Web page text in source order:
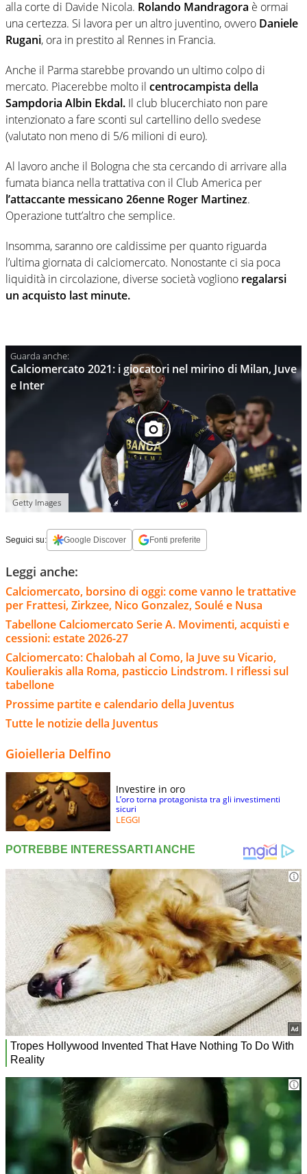
alla corte di Davide Nicola. Rolando Mandragora è ormai
una certezza. Si lavora per un altro juventino, ovvero Daniele
Rugani, ora in prestito al Rennes in Francia.
Anche il Parma starebbe provando un ultimo colpo di
mercato. Piacerebbe molto il centrocampista della
Sampdoria Albin Ekdal. Il club blucerchiato non pare
intenzionato a fare sconti sul cartellino dello svedese
(valutato non meno di 5/6 milioni di euro).
Al lavoro anche il Bologna che sta cercando di arrivare alla
fumata bianca nella trattativa con il Club America per
l’attaccante messicano 26enne Roger Martinez.
Operazione tutt’altro che semplice.
Insomma, saranno ore caldissime per quanto riguarda
l’ultima giornata di calciomercato. Nonostante ci sia poca
liquidità in circolazione, diverse società vogliono regalarsi
un acquisto last minute.
Calciomercato 2021: i giocatori nel mirino di Milan, Juve
e Inter
Getty Images
Seguici su: Google Discover Fonti preferite
Leggi anche:
Calciomercato, borsino di oggi: come vanno le trattative
per Frattesi, Zirkzee, Nico Gonzalez, Soulé e Nusa
Tabellone Calciomercato Serie A. Movimenti, acquisti e
cessioni: estate 2026-27
Calciomercato: Chalobah al Como, la Juve su Vicario,
Koulierakis alla Roma, pasticcio Lindstrom. I riflessi sul
tabellone
Prossime partite e calendario della Juventus
Tutte le notizie della Juventus
Gioielleria Delfino
Investire in oro
L’oro torna protagonista tra gli investimenti
sicuri
LEGGI